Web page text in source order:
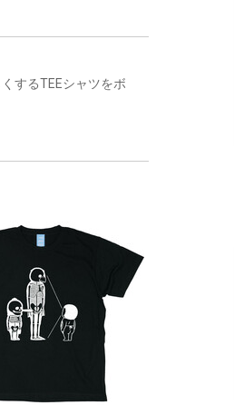
するTEEシャツをボ